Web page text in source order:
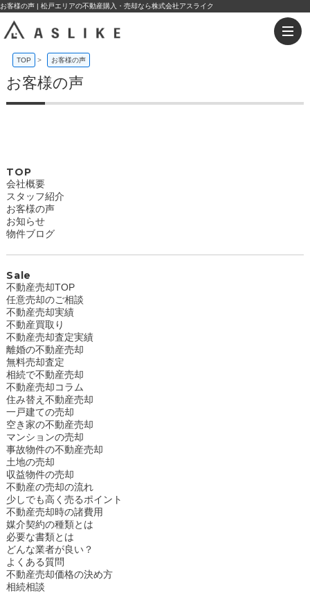
お客様の声 | 松戸エリアの不動産購入・売却なら株式会社アスライク
TOP > お客様の声
お客様の声
TOP
会社概要
スタッフ紹介
お客様の声
お知らせ
物件ブログ
Sale
不動産売却TOP
任意売却のご相談
不動産売却実績
不動産買取り
不動産売却査定実績
離婚の不動産売却
無料売却査定
相続で不動産売却
不動産売却コラム
住み替え不動産売却
一戸建ての売却
空き家の不動産売却
マンションの売却
事故物件の不動産売却
土地の売却
収益物件の売却
不動産の売却の流れ
少しでも高く売るポイント
不動産売却時の諸費用
媒介契約の種類とは
必要な書類とは
どんな業者が良い？
よくある質問
不動産売却価格の決め方
相続相談